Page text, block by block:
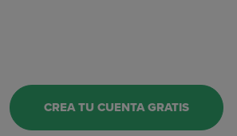
Notificaciones Push
CREA TU CUENTA GRATIS